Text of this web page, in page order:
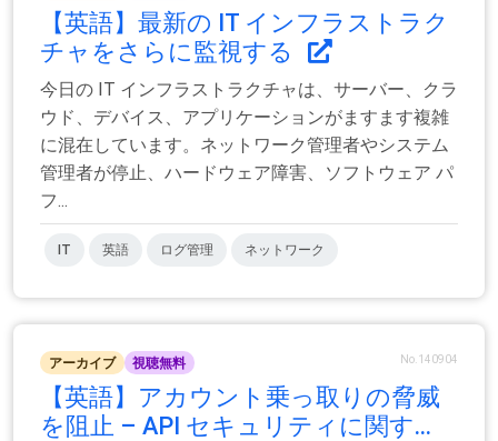
【英語】最新の IT インフラストラク
チャをさらに監視する
今日の IT インフラストラクチャは、サーバー、クラ
ウド、デバイス、アプリケーションがますます複雑
に混在しています。ネットワーク管理者やシステム
管理者が停止、ハードウェア障害、ソフトウェア パ
フ...
IT 英語 ログ管理 ネットワーク
アーカイブ 視聴無料 No.140904
【英語】アカウント乗っ取りの脅威
を阻止 – API セキュリティに関す...